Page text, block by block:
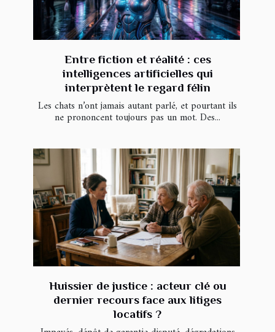
Entre fiction et réalité : ces
intelligences artificielles qui
interprètent le regard félin
Les chats n’ont jamais autant parlé, et pourtant ils
ne prononcent toujours pas un mot. Des...
Huissier de justice : acteur clé ou
dernier recours face aux litiges
locatifs ?